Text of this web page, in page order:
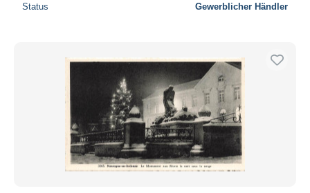
Status Gewerblicher Händler